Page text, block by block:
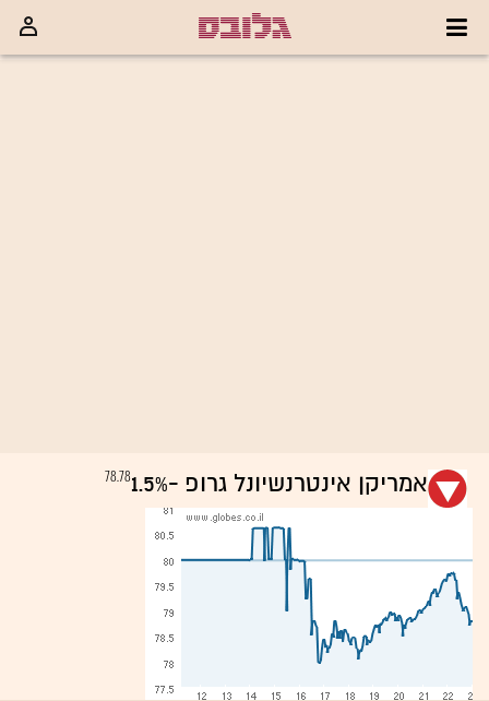
אמריקן אינטרנשיונל גרופ -1.5%
78.78